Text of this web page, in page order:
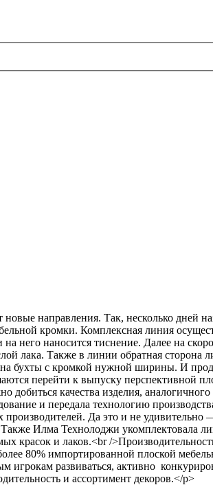
направления. Так, несколько дней
кромки. Комплексная линия
наносится тиснение. Далее на
лака. Также в линии обратная сторона
бухты с кромкой нужной ширины. И
перейти к выпуску перспективной
качества изделия,
и передала технологию
Да это и не
Илма Технолоджи укомплектовала
красок и лаков.<br /
80% импортированной плоской
игрокам развиваться, активно
и ассортимент декоров.</p>